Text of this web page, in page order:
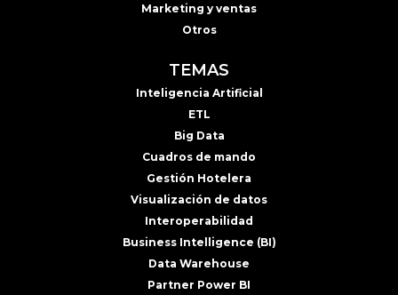
Marketing y ventas
Otros
TEMAS
Inteligencia Artificial
ETL
Big Data
Cuadros de mando
Gestión Hotelera
Visualización de datos
Interoperabilidad
Business Intelligence (BI)
Data Warehouse
Partner Power BI